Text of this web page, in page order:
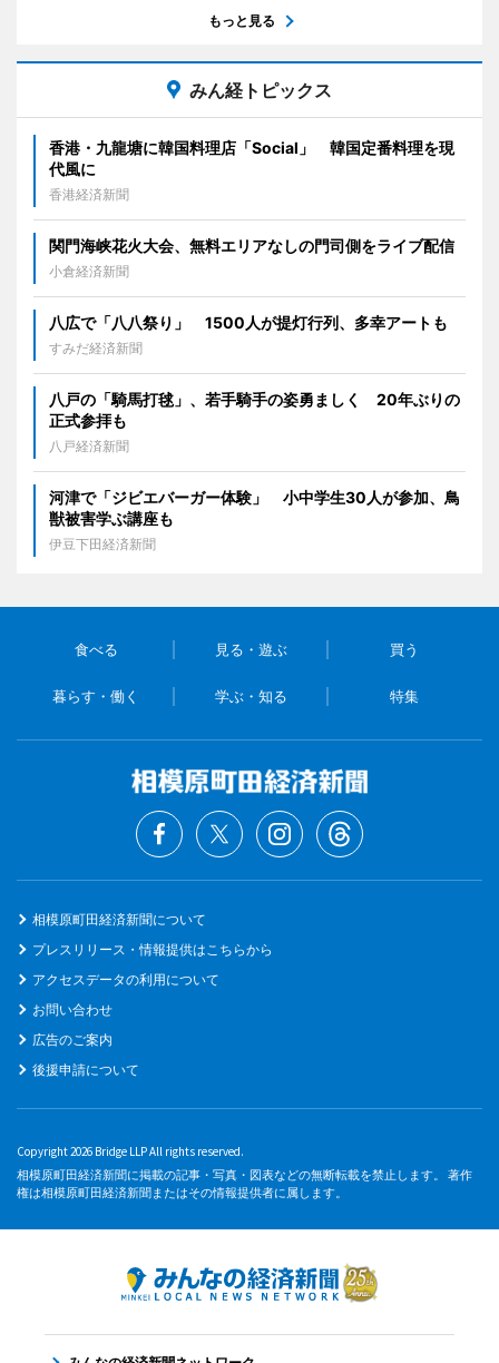
もっと見る
みん経トピックス
香港・九龍塘に韓国料理店「Social」 韓国定番料理を現
代風に
香港経済新聞
関門海峡花火大会、無料エリアなしの門司側をライブ配信
小倉経済新聞
八広で「八八祭り」 1500人が提灯行列、多幸アートも
すみだ経済新聞
八戸の「騎馬打毬」、若手騎手の姿勇ましく 20年ぶりの
正式参拝も
八戸経済新聞
河津で「ジビエバーガー体験」 小中学生30人が参加、鳥
獣被害学ぶ講座も
伊豆下田経済新聞
食べる 見る・遊ぶ 買う
暮らす・働く 学ぶ・知る 特集
相模原町田経済新聞について
プレスリリース・情報提供はこちらから
アクセスデータの利用について
お問い合わせ
広告のご案内
後援申請について
Copyright 2026 Bridge LLP All rights reserved.
相模原町田経済新聞に掲載の記事・写真・図表などの無断転載を禁止します。 著作
権は相模原町田経済新聞またはその情報提供者に属します。